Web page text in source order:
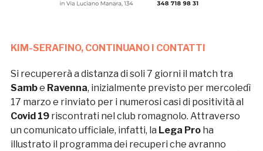
KIM-SERAFINO, CONTINUANO I CONTATTI
Si recupererà a distanza di soli 7 giorni il match tra
Sambe Ravenna, inizialmente previsto per mercoledì
17 marzo e rinviato per i numerosi casi di positività al
Covid 19riscontrati nel club romagnolo. Attraverso
un comunicato ufficiale, infatti, la Lega Proha
illustrato il programma dei recuperi che avranno